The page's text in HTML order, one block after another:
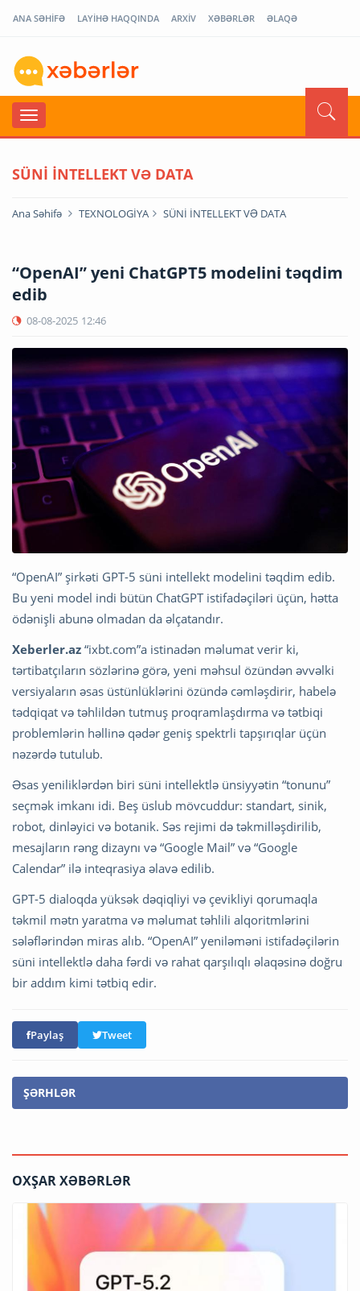
ANA SƏHİFƏ LAYİHƏ HAQQINDA ARXİV XƏBƏRLƏR ƏLAQƏ
SÜNİ İNTELLEKT VƏ DATA
Ana Səhifə TEXNOLOGİYA SÜNİ İNTELLEKT VƏ DATA
“OpenAI” yeni ChatGPT5 modelini təqdim
edib
08-08-2025 12:46
“OpenAI” şirkəti GPT-5 süni intellekt modelini təqdim edib.
Bu yeni model indi bütün ChatGPT istifadəçiləri üçün, hətta
ödənişli abunə olmadan da əlçatandır.
Xeberler.az “ixbt.com”a istinadən məlumat verir ki,
tərtibatçıların sözlərinə görə, yeni məhsul özündən əvvəlki
versiyaların əsas üstünlüklərini özündə cəmləşdirir, habelə
tədqiqat və təhlildən tutmuş proqramlaşdırma və tətbiqi
problemlərin həllinə qədər geniş spektrli tapşırıqlar üçün
nəzərdə tutulub.
Əsas yeniliklərdən biri süni intellektlə ünsiyyətin “tonunu”
seçmək imkanı idi. Beş üslub mövcuddur: standart, sinik,
robot, dinləyici və botanik. Səs rejimi də təkmilləşdirilib,
mesajların rəng dizaynı və “Google Mail” və “Google
Calendar” ilə inteqrasiya əlavə edilib.
GPT-5 dialoqda yüksək dəqiqliyi və çevikliyi qorumaqla
təkmil mətn yaratma və məlumat təhlili alqoritmlərini
sələflərindən miras alıb. “OpenAI” yeniləməni istifadəçilərin
süni intellektlə daha fərdi və rahat qarşılıqlı əlaqəsinə doğru
bir addım kimi tətbiq edir.
Paylaş Tweet
ŞƏRHLƏR
OXŞAR XƏBƏRLƏR